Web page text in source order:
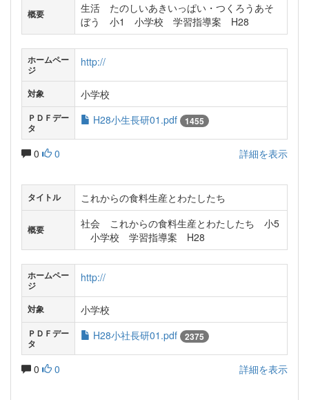
概要
生活 たのしいあきいっぱい・つくろうあそ
ぼう 小1 小学校 学習指導案 H28
ホームペー
ジ
http://
対象 小学校
ＰＤＦデー
タ
H28小生長研01.pdf 1455
0 0 詳細を表示
タイトル これからの食料生産とわたしたち
概要
社会 これからの食料生産とわたしたち 小5
小学校 学習指導案 H28
ホームペー
ジ
http://
対象 小学校
ＰＤＦデー
タ
H28小社長研01.pdf 2375
0 0 詳細を表示